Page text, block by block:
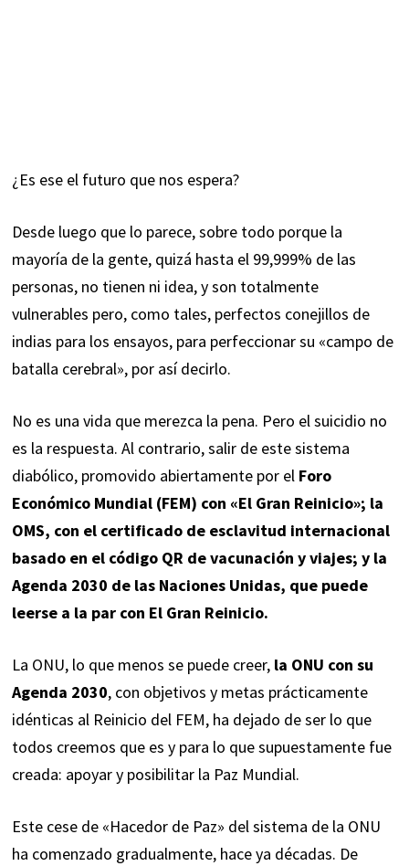
¿Es ese el futuro que nos espera?
Desde luego que lo parece, sobre todo porque la
mayoría de la gente, quizá hasta el 99,999% de las
personas, no tienen ni idea, y son totalmente
vulnerables pero, como tales, perfectos conejillos de
indias para los ensayos, para perfeccionar su «campo de
batalla cerebral», por así decirlo.
No es una vida que merezca la pena. Pero el suicidio no
es la respuesta. Al contrario, salir de este sistema
diabólico, promovido abiertamente por el Foro
Económico Mundial (FEM) con «El Gran Reinicio»; la
OMS, con el certificado de esclavitud internacional
basado en el código QR de vacunación y viajes; y la
Agenda 2030 de las Naciones Unidas, que puede
leerse a la par con El Gran Reinicio.
La ONU, lo que menos se puede creer, la ONU con su
Agenda 2030, con objetivos y metas prácticamente
idénticas al Reinicio del FEM, ha dejado de ser lo que
todos creemos que es y para lo que supuestamente fue
creada: apoyar y posibilitar la Paz Mundial.
Este cese de «Hacedor de Paz» del sistema de la ONU
ha comenzado gradualmente, hace ya décadas. De